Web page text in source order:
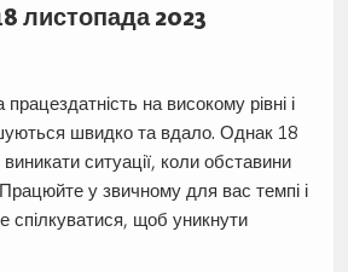
листопада 2023
на високому рівні і
швидко та вдало. Однак 18
ситуації, коли обставини
у звичному для вас темпі і
спілкуватися, щоб уникнути